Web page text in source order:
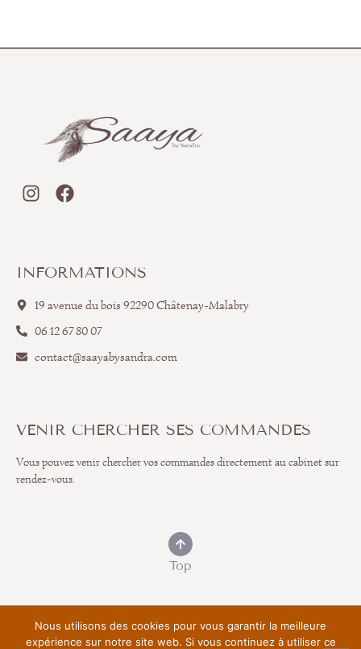
INFORMATIONS
19 avenue du bois 92290 Châtenay-Malabry
06 12 67 80 07
contact@saayabysandra.com
VENIR CHERCHER SES COMMANDES
Vous pouvez venir chercher vos commandes directement au cabinet sur
rendez-vous.
Top
Nous utilisons des cookies pour vous garantir la meilleure
expérience sur notre site web. Si vous continuez à utiliser ce